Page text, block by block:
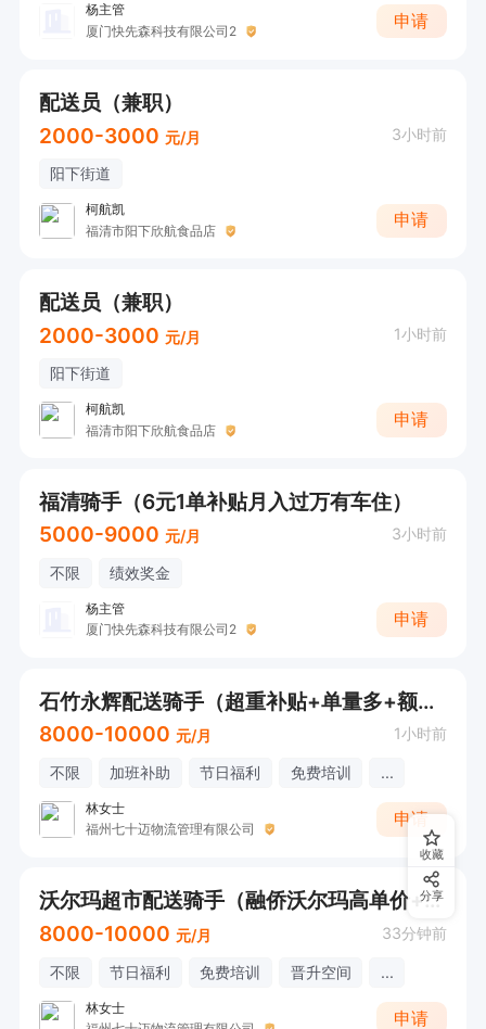
杨主管
厦门快先森科技有限公司2
申请
配送员（兼职）
2000-3000 元/月 3小时前
阳下街道
柯航凯
福清市阳下欣航食品店
申请
配送员（兼职）
2000-3000 元/月 1小时前
阳下街道
柯航凯
福清市阳下欣航食品店
申请
福清骑手（6元1单补贴月入过万有车住）
5000-9000 元/月 3小时前
不限 绩效奖金
杨主管
厦门快先森科技有限公司2
申请
石竹永辉配送骑手（超重补贴+单量多+额外补贴）
8000-10000 元/月 1小时前
不限 加班补助 节日福利 免费培训 ...
林女士
福州七十迈物流管理有限公司
申请
沃尔玛超市配送骑手（融侨沃尔玛高单价+单多）
8000-10000 元/月 33分钟前
不限 节日福利 免费培训 晋升空间 ...
林女士
申请
收藏
分享